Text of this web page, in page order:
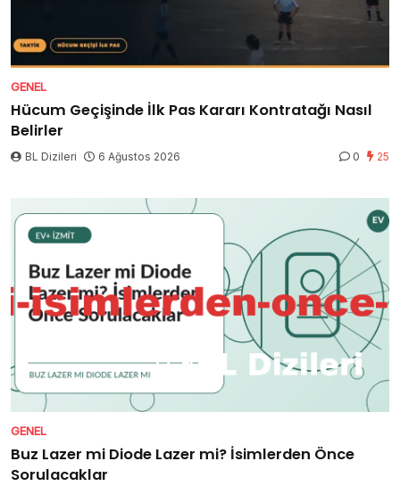
GENEL
Hücum Geçişinde İlk Pas Kararı Kontratağı Nasıl
Belirler
BL Dizileri 6 Ağustos 2026 0 25
GENEL
Buz Lazer mi Diode Lazer mi? İsimlerden Önce
Sorulacaklar